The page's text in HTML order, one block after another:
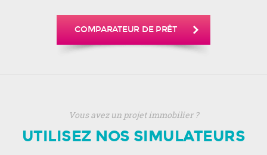
COMPARATEUR DE PRÊT
Vous avez un projet immobilier ?
UTILISEZ NOS SIMULATEURS